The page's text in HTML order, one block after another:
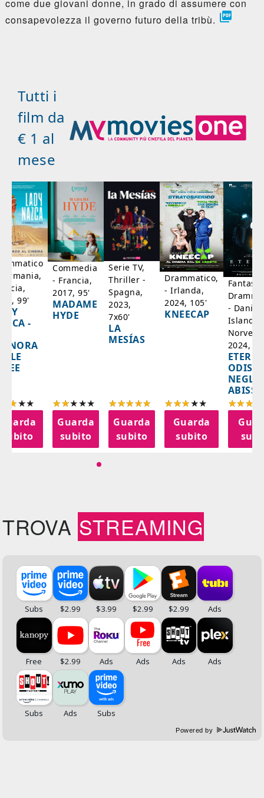
come due giovani donne, in grado di assumere con
consapevolezza il governo futuro della tribù. 
Tutti i
film da
€ 1 al
mese
99'
-
subito
Commedia
- Francia,
2017, 95'
MADAME
HYDE
Guarda
subito
Serie TV,
Thriller -
Spagna,
2023,
7x60'
LA
MESÍAS
Guarda
subito
Drammatico,
- Irlanda,
2024, 105'
KNEECAP
Guarda
subito
-
Islanda,
2024,
NEGLI
ABISSI
TROVA STREAMING
Powered by